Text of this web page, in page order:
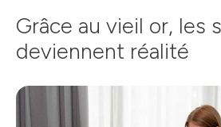
Grâce au vieil or, les
deviennent réalité